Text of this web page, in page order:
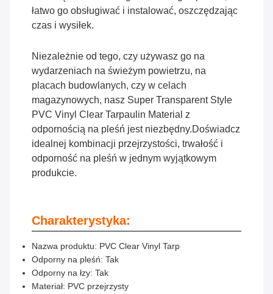
łatwo go obsługiwać i instalować, oszczędzając
czas i wysiłek.
Niezależnie od tego, czy używasz go na
wydarzeniach na świeżym powietrzu, na
placach budowlanych, czy w celach
magazynowych, nasz Super Transparent Style
PVC Vinyl Clear Tarpaulin Material z
odpornością na pleśń jest niezbędny.Doświadcz
idealnej kombinacji przejrzystości, trwałość i
odporność na pleśń w jednym wyjątkowym
produkcie.
Charakterystyka:
Nazwa produktu: PVC Clear Vinyl Tarp
Odporny na pleśń: Tak
Odporny na łzy: Tak
Materiał: PVC przejrzysty